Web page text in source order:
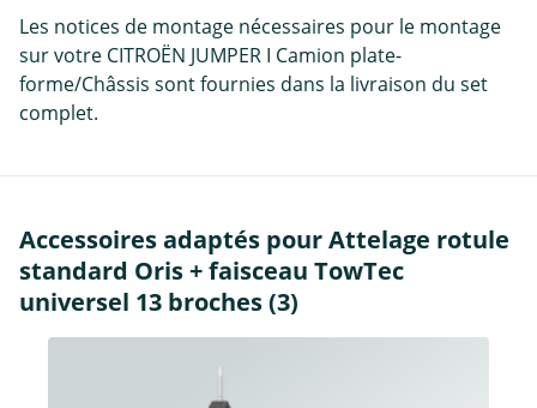
Les notices de montage nécessaires pour le montage
sur votre CITROËN JUMPER I Camion plate-
forme/Châssis sont fournies dans la livraison du set
complet.
Accessoires adaptés pour Attelage rotule
standard Oris + faisceau TowTec
universel 13 broches (3)